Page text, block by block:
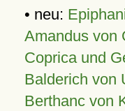
• neu:
Amandus von
Coprica und
Balderich von
Berthanc von